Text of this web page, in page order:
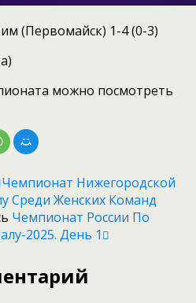
(Первомайск) 1-4 (0-3)
можно посмотреть
Чемпионат Нижегородской
Среди Женских Команд
Чемпионат России По
2025. День 1